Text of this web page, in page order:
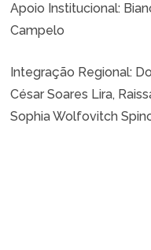
Apoio Institucional:
Campelo
Integração Regional:
César Soares Lira,
Sophia Wolfovitch